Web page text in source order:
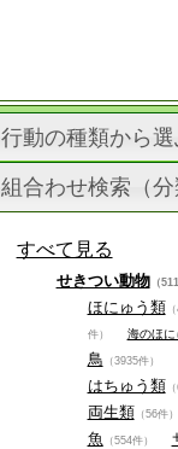
行動の種類から選
組合わせ検索（分
すべて見る
せきつい動物 （
ほにゅう類
件） 海のほに
鳥 （3935件）
はちゅう類
両生類 （56件）
魚 （554件）